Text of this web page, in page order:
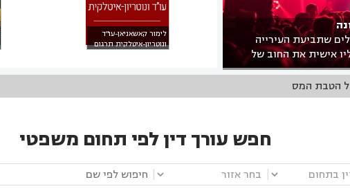
הבעלים שתביעת העירייה
אישית את החוב של
לימור קאשאניאן-עו"ד
ונוטריון-איטלקית תרגום
לפני שנכנסים לפרויקט?
חפש עורך דין לפי תחום משפטי